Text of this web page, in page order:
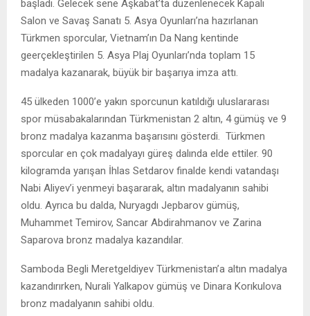
başladı. Gelecek sene Aşkabat’ta düzenlenecek Kapalı
Salon ve Savaş Sanatı 5. Asya Oyunları’na hazırlanan
Türkmen sporcular, Vietnam’ın Da Nang kentinde
geerçekleştirilen 5. Asya Plaj Oyunları’nda toplam 15
madalya kazanarak, büyük bir başarıya imza attı.
45 ülkeden 1000’e yakın sporcunun katıldığı uluslararası
spor müsabakalarından Türkmenistan 2 altın, 4 gümüş ve 9
bronz madalya kazanma başarısını gösterdi. Türkmen
sporcular en çok madalyayı güreş dalında elde ettiler. 90
kilogramda yarışan İhlas Setdarov finalde kendi vatandaşı
Nabi Aliyev’i yenmeyi başararak, altın madalyanın sahibi
oldu. Ayrıca bu dalda, Nuryagdı Jepbarov gümüş,
Muhammet Temirov, Sancar Abdirahmanov ve Zarina
Saparova bronz madalya kazandılar.
Samboda Begli Meretgeldiyev Türkmenistan’a altın madalya
kazandırırken, Nurali Yalkapov gümüş ve Dinara Korıkulova
bronz madalyanın sahibi oldu.